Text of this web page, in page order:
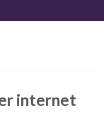
internet